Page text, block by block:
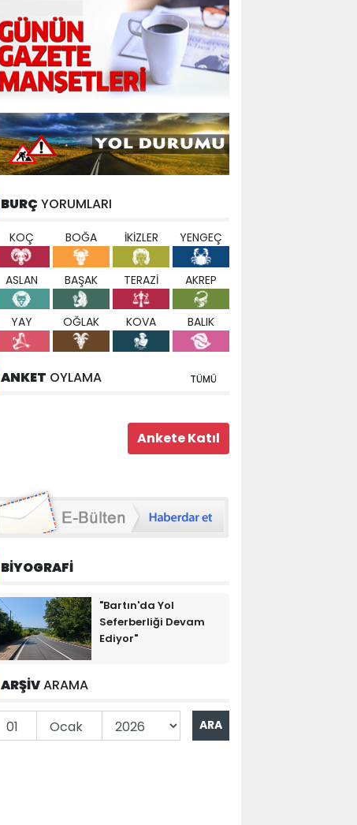
BURÇ YORUMLARI
KOÇ BOĞA İKİZLER YENGEÇ
ASLAN BAŞAK TERAZİ AKREP
YAY OĞLAK KOVA BALIK
ANKET OYLAMA TÜMÜ
BİYOGRAFİ
"Bartın'da Yol
Seferberliği Devam
Ediyor"
ARŞİVARAMA